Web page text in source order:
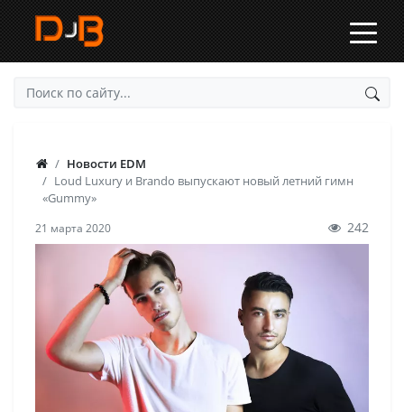
Новости EDM
Loud Luxury и Brando выпускают новый летний гимн
«Gummy»
21 марта 2020 242